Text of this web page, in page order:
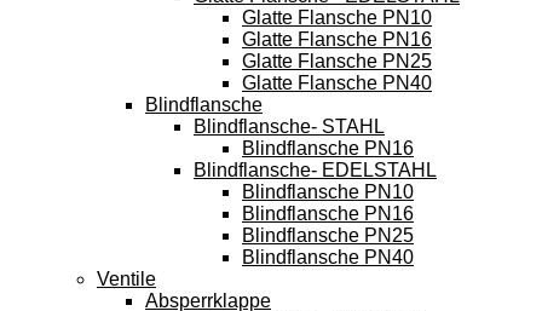
Glatte Flansche PN10
Glatte Flansche PN16
Glatte Flansche PN25
Glatte Flansche PN40
Blindflansche
Blindflansche- STAHL
Blindflansche PN16
Blindflansche- EDELSTAHL
Blindflansche PN10
Blindflansche PN16
Blindflansche PN25
Blindflansche PN40
Ventile
Absperrklappe